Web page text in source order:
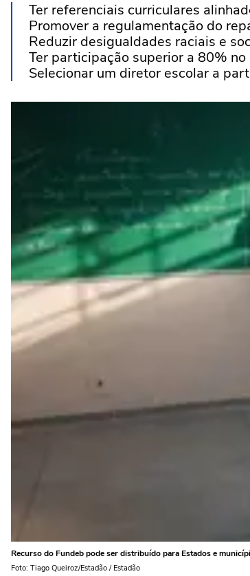
Ter referenciais curriculares
Promover a regulamentação do
Reduzir desigualdades raciais e
Ter participação superior a 80%
Selecionar um diretor escolar a
Recurso do Fundeb pode ser distribuído para Estados e
Foto: Tiago Queiroz/Estadão / Estadão